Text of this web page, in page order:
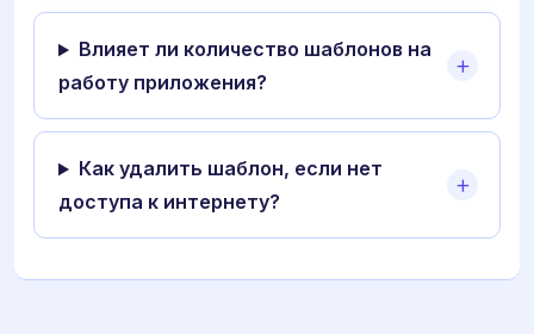
Влияет ли количество шаблонов на
работу приложения?
Как удалить шаблон, если нет
доступа к интернету?